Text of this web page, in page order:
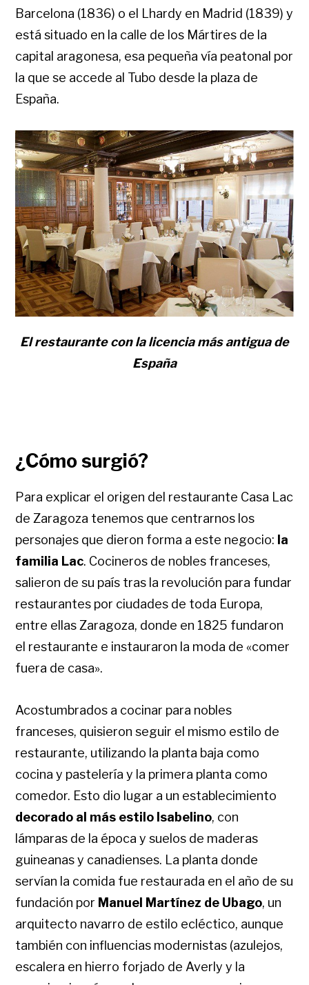
Barcelona (1836) o el Lhardy en Madrid (1839) y
está situado en la calle de los Mártires de la
capital aragonesa, esa pequeña vía peatonal por
la que se accede al Tubo desde la plaza de
España.
El restaurante con la licencia más antigua de
España
¿Cómo surgió?
Para explicar el origen del restaurante Casa Lac
de Zaragoza tenemos que centrarnos los
personajes que dieron forma a este negocio: la
familia Lac. Cocineros de nobles franceses,
salieron de su país tras la revolución para fundar
restaurantes por ciudades de toda Europa,
entre ellas Zaragoza, donde en 1825 fundaron
el restaurante e instauraron la moda de «comer
fuera de casa».
Acostumbrados a cocinar para nobles
franceses, quisieron seguir el mismo estilo de
restaurante, utilizando la planta baja como
cocina y pastelería y la primera planta como
comedor. Esto dio lugar a un establecimiento
decorado al más estilo Isabelino, con
lámparas de la época y suelos de maderas
guineanas y canadienses. La planta donde
servían la comida fue restaurada en el año de su
fundación por Manuel Martínez de Ubago, un
arquitecto navarro de estilo ecléctico, aunque
también con influencias modernistas (azulejos,
escalera en hierro forjado de Averly y la